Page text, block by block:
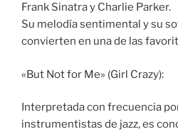
Frank Sinatra y Charlie Parker.
Su melodía sentimental y su
convierten en una de las
«But Not for Me» (Girl Crazy):
Interpretada con frecuencia
instrumentistas de jazz, es